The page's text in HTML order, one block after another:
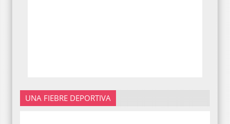
UNA FIEBRE DEPORTIVA